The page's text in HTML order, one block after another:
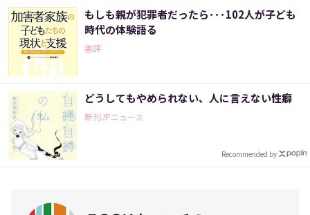
もしも親が犯罪者だったら･･･102人が子ども
時代の体験語る
書評
どうしてもやめられない、人に言えない性癖
新刊JPニュース
Recommended by